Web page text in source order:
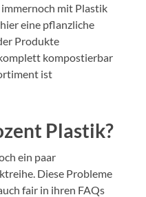
mit Plastik
eine pflanzliche
Produkte
kompostierbar
ist
Plastik?
ein paar
Diese Probleme
fair in ihren FAQs